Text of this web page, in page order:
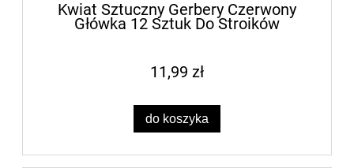
Kwiat Sztuczny Gerbery Czerwony
Główka 12 Sztuk Do Stroików
11,99 zł
do koszyka